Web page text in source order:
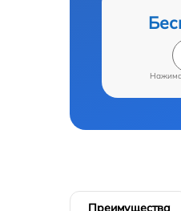
Преимущества